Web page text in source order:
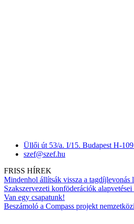
Üllői út 53/a. I/15. Budapest H-
szef@szef.hu
FRISS HÍREK
Mindenhol állítsák vissza a tagdíjlevonás
Szakszervezeti konföderációk
Van egy csapatunk!
Beszámoló a Compass projekt